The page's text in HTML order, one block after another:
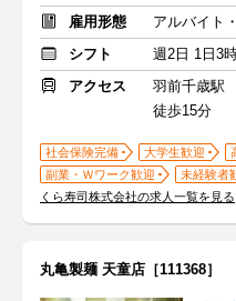
雇用形態
アルバイト
シフト
週2日 1日3
アクセス
羽前千歳駅
徒歩15分
社会保険完備 大学生歓迎
副業・Ｗワーク歓迎
未経験者
くら寿司株式会社の求人一覧を見る
丸亀製麺 天童店［111368］